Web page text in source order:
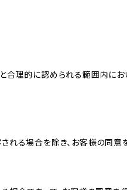
合理的に認められる範囲内に
れる場合を除き、お客様の同